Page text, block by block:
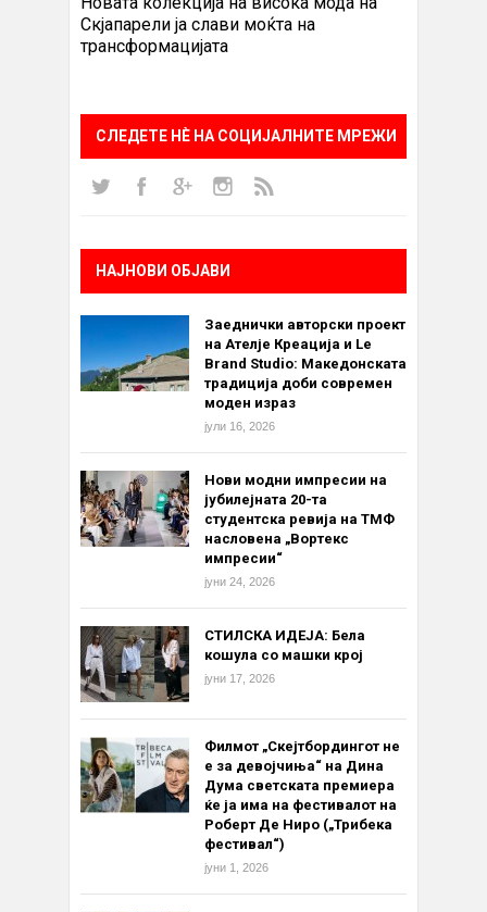
Скјапарели ја слави моќта на
трансформацијата
СЛЕДЕТЕ НÈ НА СОЦИЈАЛНИТЕ МРЕЖИ
НАЈНОВИ ОБЈАВИ
Заеднички авторски проект
на Ателје Креација и Le
Brand Studio: Македонската
традиција доби современ
моден израз
јули 16, 2026
Нови модни импресии на
јубилејната 20-та
студентска ревија на ТМФ
насловена „Вортекс
импресии“
јуни 24, 2026
СТИЛСКА ИДЕЈА: Бела
кошула со машки крој
јуни 17, 2026
Филмот „Скејтбордингот не
е за девојчиња“ на Дина
Дума светската премиера
ќе ја има на фестивалот на
Роберт Де Ниро („Трибека
фестивал“)
јуни 1, 2026